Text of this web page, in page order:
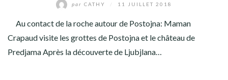
par CATHY 11 JUILLET 2018
Au contact de la roche autour de Postojna: Maman
Crapaud visite les grottes de Postojna et le château de
Predjama Après la découverte de Ljubjlana…